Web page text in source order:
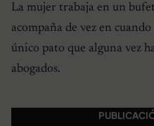
La mujer trabaja en un
acompaña de vez en
único pato que alguna vez
abogados.